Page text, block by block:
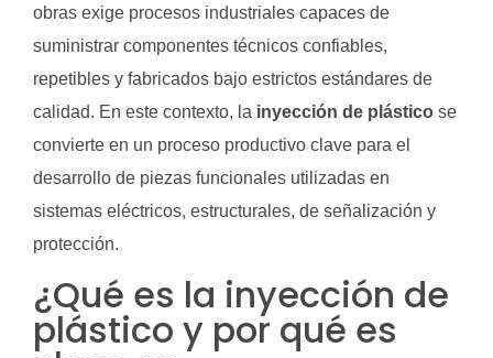
obras exige procesos industriales capaces de
suministrar componentes técnicos confiables,
repetibles y fabricados bajo estrictos estándares de
calidad. En este contexto, la inyección de plástico se
convierte en un proceso productivo clave para el
desarrollo de piezas funcionales utilizadas en
sistemas eléctricos, estructurales, de señalización y
protección.
¿Qué es la inyección de
plástico y por qué es